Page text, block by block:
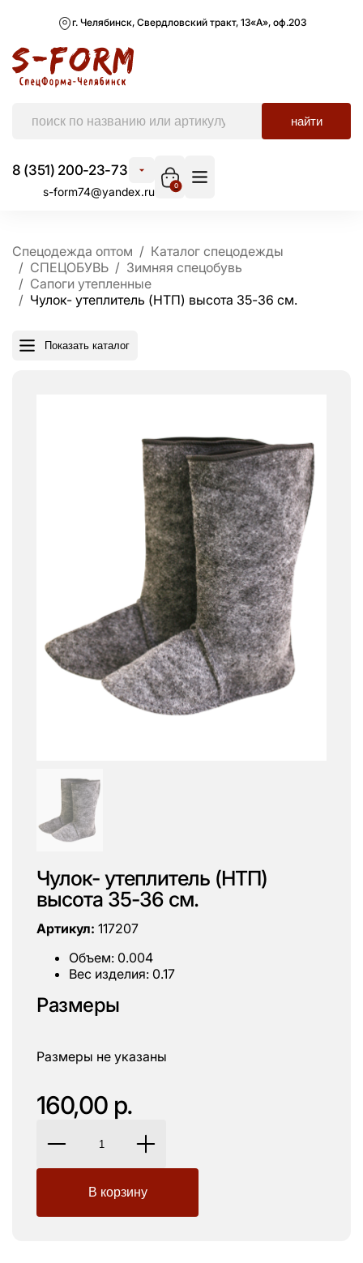
г. Челябинск, Свердловский тракт, 13«А», оф.203
найти
8 (351) 200-23-73
s-form74@yandex.ru 0
Спецодежда оптом
Каталог спецодежды
СПЕЦОБУВЬ
Зимняя спецобувь
Сапоги утепленные
Чулок- утеплитель (НТП) высота 35-36 см.
Показать каталог
Чулок- утеплитель (НТП)
высота 35-36 см.
Артикул: 117207
Объем: 0.004
Вес изделия: 0.17
Размеры
Размеры не указаны
160,00 р.